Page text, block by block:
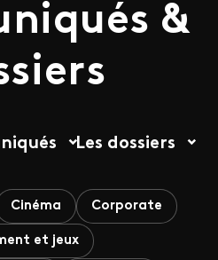
&
Les dossiers
Cinéma Corporate
et jeux